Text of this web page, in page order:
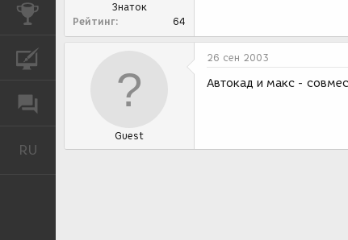
КОНКУРСЫ
RU Русский
Знаток
Рейтинг
64
Guest
26 сен 2003
Автокад и макс -